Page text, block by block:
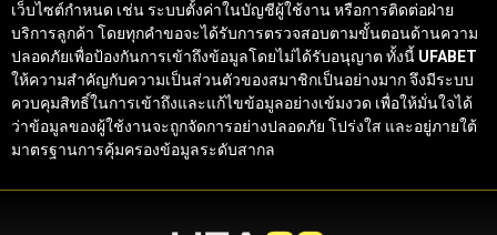
เว็บไซต์กำหนด เช่น ระบบตั้งค่าในบัญชีผู้ใช้งาน หรือการติดต่อฝ่าย
บริการลูกค้า โดยทุกคำขอจะได้รับการตรวจสอบตามขั้นตอนด้านความ
ปลอดภัยเพื่อป้องกันการเข้าถึงข้อมูลโดยไม่ได้รับอนุญาต ทั้งนี้ UFABET
ให้ความสำคัญกับความเป็นส่วนตัวของสมาชิกเป็นอย่างมาก จึงมีระบบ
ควบคุมสิทธิ์ในการเข้าถึงและแก้ไขข้อมูลอย่างเข้มงวด เพื่อให้มั่นใจได้
ว่าข้อมูลของผู้ใช้งานจะถูกจัดการอย่างปลอดภัย โปร่งใส และอยู่ภายใต้
มาตรฐานการคุ้มครองข้อมูลระดับสากล